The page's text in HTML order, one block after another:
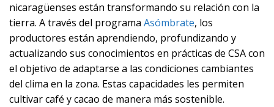
nicaragüenses están transformando su relación con la
tierra. A través del programa Asómbrate, los
productores están aprendiendo, profundizando y
actualizando sus conocimientos en prácticas de CSA con
el objetivo de adaptarse a las condiciones cambiantes
del clima en la zona. Estas capacidades les permiten
cultivar café y cacao de manera más sostenible.